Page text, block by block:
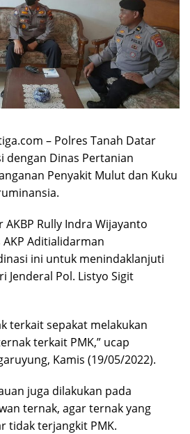
– Polres Tanah Datar
dengan Dinas Pertanian
Penyakit Mulut dan Kuku
Rully Indra Wijayanto
Aditialidarman
ini untuk menindaklanjuti
Jenderal Pol. Listyo Sigit
terkait sepakat melakukan
terkait PMK,” ucap
Kamis (19/05/2022).
juga dilakukan pada
ternak, agar ternak yang
tidak terjangkit PMK.